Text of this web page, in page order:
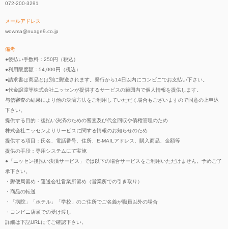
072-200-3291
メールアドレス
wowma@nuage9.co.jp
備考
●後払い手数料：250円（税込）
●利用限度額：54,000円（税込）
●請求書は商品とは別に郵送されます。発行から14日以内にコンビニでお支払い下さい。
●代金譲渡等株式会社ニッセンが提供するサービスの範囲内で個人情報を提供します。
与信審査の結果により他の決済方法をご利用していただく場合もございますので同意の上申込
下さい。
提供する目的：後払い決済のための審査及び代金回収や債権管理のため
株式会社ニッセンよりサービスに関する情報のお知らせのため
提供する項目：氏名、電話番号、住所、E-MAILアドレス、購入商品、金額等
提供の手段：専用システムにて実施
●「ニッセン後払い決済サービス」では以下の場合サービスをご利用いただけません。予めご了
承下さい。
・郵便局留め・運送会社営業所留め（営業所での引き取り）
・商品の転送
・「病院」「ホテル」「学校」のご住所でご名義が職員以外の場合
・コンビニ店頭での受け渡し
詳細は下記URLにてご確認下さい。